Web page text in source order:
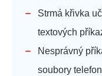
Strmá křivka
textových
Nesprávný
soubory